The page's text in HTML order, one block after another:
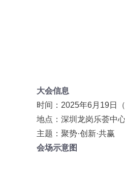
大会信息
时间：2025年6月19日
地点：深圳龙岗乐荟中
主题：聚势·创新·共赢
会场示意图